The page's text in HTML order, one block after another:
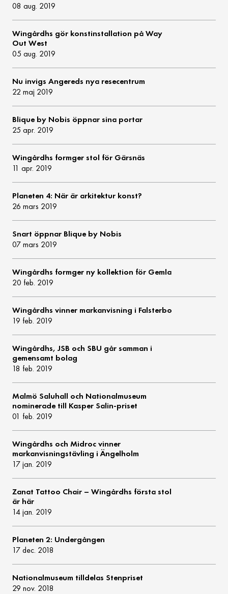
08 aug. 2019
Wingårdhs gör konstinstallation på Way
Out West
05 aug. 2019
Nu invigs Angereds nya resecentrum
22 maj 2019
Blique by Nobis öppnar sina portar
25 apr. 2019
Wingårdhs formger stol för Gärsnäs
11 apr. 2019
Planeten 4: När är arkitektur konst?
26 mars 2019
Snart öppnar Blique by Nobis
07 mars 2019
Wingårdhs formger ny kollektion för Gemla
20 feb. 2019
Wingårdhs vinner markanvisning i Falsterbo
19 feb. 2019
Wingårdhs, JSB och SBU går samman i
gemensamt bolag
18 feb. 2019
Malmö Saluhall och Nationalmuseum
nominerade till Kasper Salin-priset
01 feb. 2019
Wingårdhs och Midroc vinner
markanvisningstävling i Ängelholm
17 jan. 2019
Zanat Tattoo Chair – Wingårdhs första stol
är här
14 jan. 2019
Planeten 2: Undergången
17 dec. 2018
Nationalmuseum tilldelas Stenpriset
29 nov. 2018